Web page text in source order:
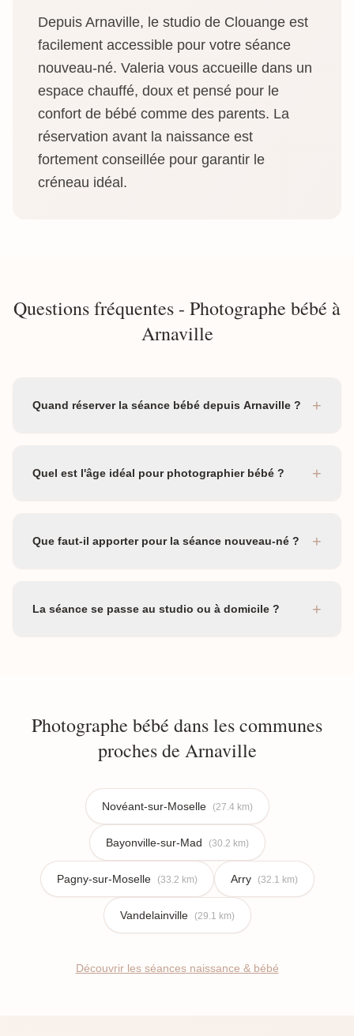
Depuis Arnaville, le studio de Clouange est
facilement accessible pour votre séance
nouveau-né. Valeria vous accueille dans un
espace chauffé, doux et pensé pour le
confort de bébé comme des parents. La
réservation avant la naissance est
fortement conseillée pour garantir le
créneau idéal.
Questions fréquentes - Photographe bébé à
Arnaville
Quand réserver la séance bébé depuis Arnaville ? +
Quel est l'âge idéal pour photographier bébé ? +
Que faut-il apporter pour la séance nouveau-né ? +
La séance se passe au studio ou à domicile ? +
Photographe bébé dans les communes
proches de Arnaville
Novéant-sur-Moselle (27.4 km)
Bayonville-sur-Mad (30.2 km)
Pagny-sur-Moselle (33.2 km) Arry (32.1 km)
Vandelainville (29.1 km)
Découvrir les séances naissance & bébé